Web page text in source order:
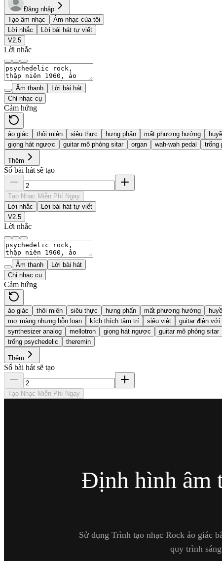
Đăng nhập
Tạo âm nhạc
Âm nhạc của tôi
Lời nhắc
Lời bài hát tự viết
V2.5
Lời nhắc
Âm thanh
Lời bài hát
Chỉ nhạc cụ
Cảm hứng
ảo giác thôi miên siêu thực hưng phấn mất phương hướng
giọng hát ngược
guitar mô phỏng sitar organ wah-wah pedal trống
Thêm
Số bài hát sẽ tạo
Tạo Nhạc Miễn Phí Ngay
Lời nhắc
Lời bài hát tự viết
V2.5
Lời nhắc
Âm thanh
Lời bài hát
Chỉ nhạc cụ
Cảm hứng
ảo giác thôi miên siêu thực hưng phấn mất phương hướng
mơ màng nhưng hỗn loạn
kích thích tâm trí siêu việt guitar điện với
synthesizer analog
mellotron giọng hát ngược guitar mô phỏng sitar
trống psychedelic
theremin
Thêm
Số bài hát sẽ tạo
Tạo Nhạc Miễn Phí Ngay
Định hình âm
Sử dụng Trình tạo nhạc Rock ảo giác
quy trình